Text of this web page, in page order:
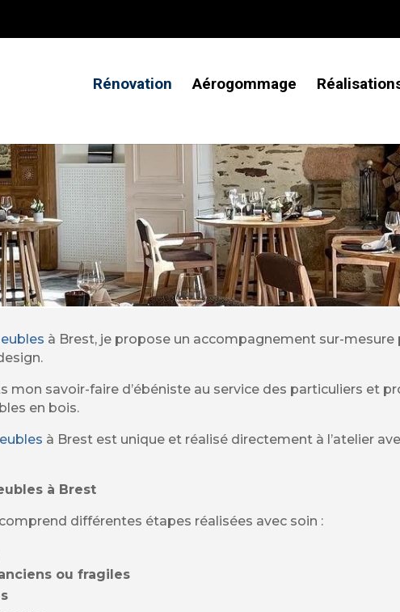
Rénovation Aérogommage
de meubles à Brest –
en Finistère Nord
travail durable, pensé pour traverser le
à Brest, je propose un accompagnement sur-
mon savoir-faire d’ébéniste au service des particuliers et
en bois.
à Brest est unique et réalisé directement à l’atelier
à Brest
différentes étapes réalisées avec soin :
ou fragiles